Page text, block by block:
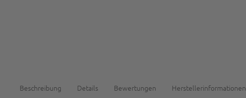
Beschreibung Details Bewertungen Herstellerinformationen